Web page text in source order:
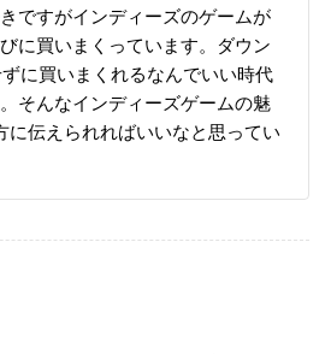
ですがインディーズのゲームが
に買いまくっています。ダウン
に買いまくれるなんでいい時代
そんなインディーズゲームの魅
に伝えられればいいなと思ってい